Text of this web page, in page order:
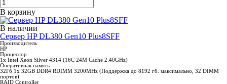
В корзину
В наличии
Сервер HP DL380 Gen10 Plus8SFF
Производитель
HP
Процессор
1x Intel Xeon Silver 4314 (16C 24M Cache 2.40GHz)
Оперативная память
32Гб 1x 32GB DDR4 RDIMM 3200MHz (Поддержка до 8192 гб. максимально, 32 DIMM
портов)
RAID Controller